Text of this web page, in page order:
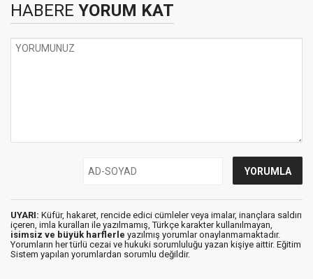
HABERE YORUM KAT
UYARI: Küfür, hakaret, rencide edici cümleler veya imalar, inançlara saldırı
içeren, imla kuralları ile yazılmamış, Türkçe karakter kullanılmayan,
isimsiz ve büyük harflerle yazılmış yorumlar onaylanmamaktadır.
Yorumların her türlü cezai ve hukuki sorumluluğu yazan kişiye aittir. Eğitim
Sistem yapılan yorumlardan sorumlu değildir.